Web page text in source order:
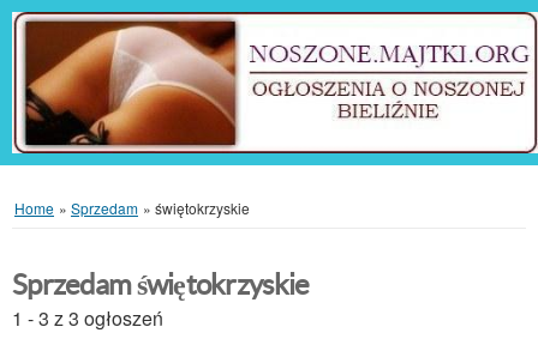
Home » Sprzedam » świętokrzyskie
Sprzedam świętokrzyskie
1 - 3 z 3 ogłoszeń